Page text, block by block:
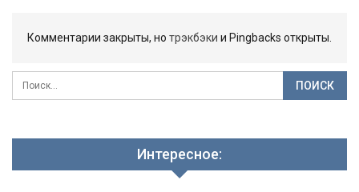
Комментарии закрыты, но трэкбэки и Pingbacks открыты.
Интересное: